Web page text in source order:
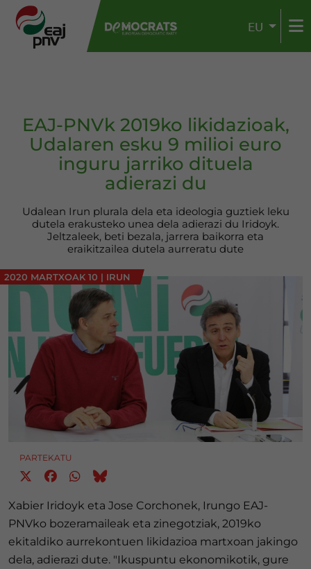
EU
EAJ-PNVk 2019ko likidazioak,
Udalaren esku 9 milioi euro
inguru jarriko dituela
adierazi du
Udalean Irun plurala dela eta ideologia guztiek leku
dutela erakusteko unea dela adierazi du Iridoyk.
Jeltzaleek, beti bezala, jarrera baikorra eta
eraikitzailea dutela aurreratu dute
2020 MARTXOAK 10 | IRUN
PARTEKATU
Xabier Iridoyk eta Jose Corchonek, Irungo EAJ-
PNVko bozeramaileak eta zinegotziak, 2019ko
ekitaldiko aurrekontuen likidazioa martxoan jakingo
dela, adierazi dute. "Ikuspuntu ekonomikotik, gure